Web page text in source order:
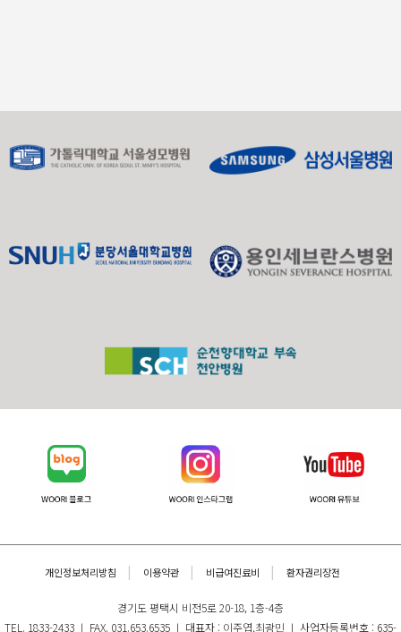
개인정보처리방침 이용약관 비급여진료비 환자권리장전
경기도 평택시 비전5로 20-18, 1층-4층
TEL. 1833-2433 ㅣ FAX. 031.653.6535 ㅣ 대표자 : 이주엽,최광민 ㅣ 사업자등록번호 : 635-